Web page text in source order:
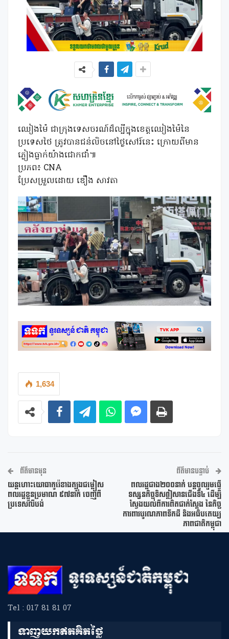
ឈៀងម៉ៃ ជាក្រុងទេសចរណ៍ដ៏ល្បីក្នុងខេត្តឈៀងម៉ៃនៃ
ប្រទេសថៃ ត្រូវបានជន់លិចនៅថ្ងៃសៅរ៍នេះ ក្រោយពីមាន
ភ្លៀងធ្លាក់យ៉ាងជោកជាំ៕
ប្រភព៖ CNA
ប្រែសម្រួលដោយ ឌឿង សាវតា
1,634
ព័ត៌មានមុន
យន្តហោះយោធាកូរ៉េខាងត្បូងជម្លៀស
ពលរដ្ឋខ្លួនប្រមាណ ៩៧នាក់ ចេញពី
ប្រទេសលីបង់
ព័ត៌មានបន្ទាប់
ពលរដ្ឋជាង២០០នាក់ បន្តចូលរួមធ្វើ
ទស្សនកិច្ចទិសឦសានជើងទី៤ ដើម្បី
ស្វែងយល់ពីការពិតជាក់ស្តែង នៃកិច្ច
ការពារបូរណភាពទឹកដី និងអធិបតេយ្យ
ភាពជាតិកម្ពុជា
Tel : 017 81 81 07
ទាញយកឥតគិតថ្លៃ